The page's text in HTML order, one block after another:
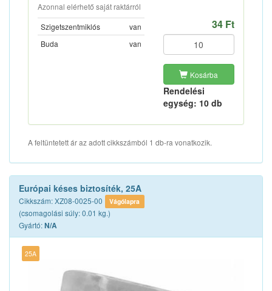
Azonnal elérhető saját raktárról
Szigetszentmiklós
van
Buda
van
34 Ft
Kosárba
Rendelési
egység: 10 db
A feltüntetett ár az adott cikkszámból 1 db-ra vonatkozik.
Európai késes biztosíték, 25A
Cikkszám: XZ08-0025-00 Vágólapra
(csomagolási súly: 0.01 kg.)
Gyártó:N/A
25A